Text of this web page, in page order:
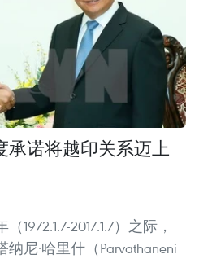
承诺将越印关系迈上
2017.1.7）之际，
尼·哈里什（Parvathaneni